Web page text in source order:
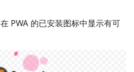
在 PWA 的已安装图标中显示有可